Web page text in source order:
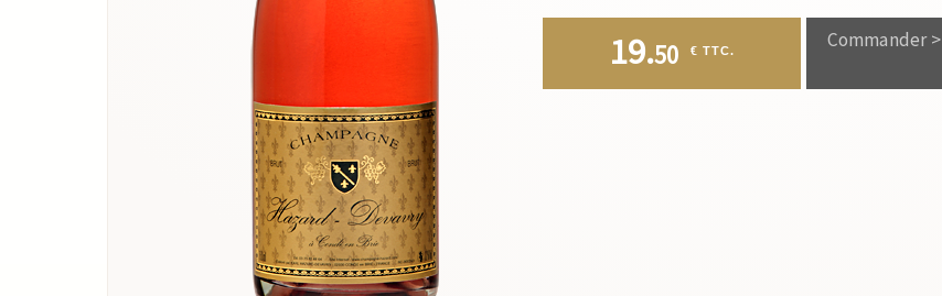
19.50  € TTC. Commander >